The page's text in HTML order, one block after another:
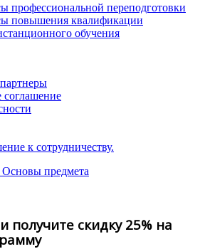
профессиональной переподготовки
повышения квалификации
обучения
соглашение
к сотрудничеству.
получите скидку 25% на